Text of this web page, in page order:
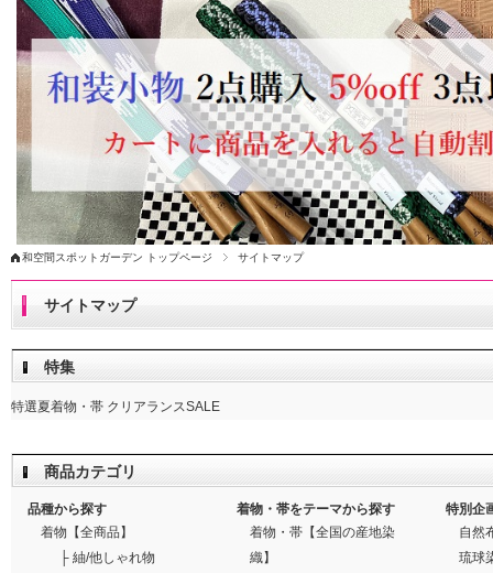
和空間スポットガーデン トップページ サイトマップ
サイトマップ
特集
特選夏着物・帯 クリアランスSALE
商品カテゴリ
品種から探す
着物【全商品】
├ 紬/他しゃれ物
着物・帯をテーマから探す
着物・帯【全国の産地染
織】
特別企
自然
琉球